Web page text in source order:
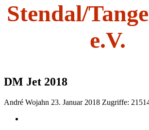
Stendal/
e.V.
DM Jet 2018
André Wojahn 23. Januar 2018 Zugriffe: